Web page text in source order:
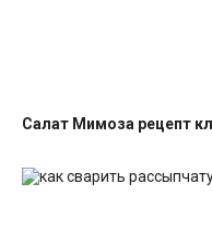
Салат Мимоза рецепт